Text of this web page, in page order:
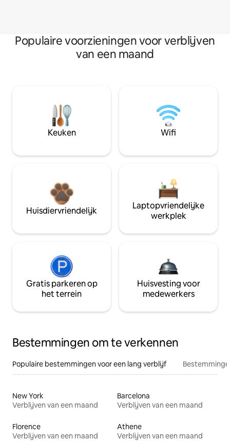
Populaire voorzieningen voor verblijven
van een maand
Keuken Wifi
Huisdiervriendelijk
Laptopvriendelijke
werkplek
Gratis parkeren op
het terrein
Huisvesting voor
medewerkers
Bestemmingen om te verkennen
Populaire bestemmingen voor een lang verblijf
New York
Verblijven van een maand
Barcelona
Verblijven van een maand
Florence
Verblijven van een maand
Athene
Verblijven van een maand